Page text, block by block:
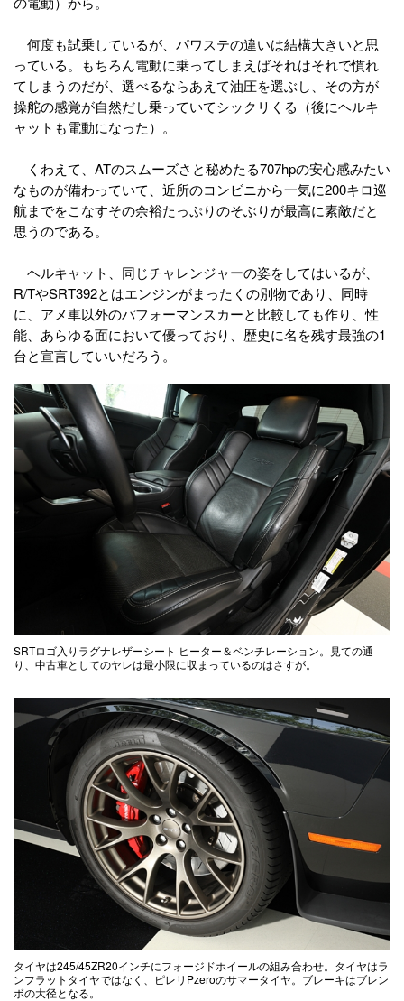
何度も試乗しているが、パワステの違いは結構大きいと思
っている。もちろん電動に乗ってしまえばそれはそれで慣れ
てしまうのだが、選べるならあえて油圧を選ぶし、その方が
操舵の感覚が自然だし乗っていてシックリくる（後にヘルキ
ャットも電動になった）。
くわえて、ATのスムーズさと秘めたる707hpの安心感みたい
なものが備わっていて、近所のコンビニから一気に200キロ巡
航までをこなすその余裕たっぷりのそぶりが最高に素敵だと
思うのである。
ヘルキャット、同じチャレンジャーの姿をしてはいるが、
R/TやSRT392とはエンジンがまったくの別物であり、同時
に、アメ車以外のパフォーマンスカーと比較しても作り、性
能、あらゆる面において優っており、歴史に名を残す最強の1
台と宣言していいだろう。
SRTロゴ入りラグナレザーシート ヒーター＆ベンチレーション。見ての通
り、中古車としてのヤレは最小限に収まっているのはさすが。
タイヤは245/45ZR20インチにフォージドホイールの組み合わせ。タイヤはラ
ンフラットタイヤではなく、ピレリPzeroのサマータイヤ。ブレーキはブレン
ボの大径となる。